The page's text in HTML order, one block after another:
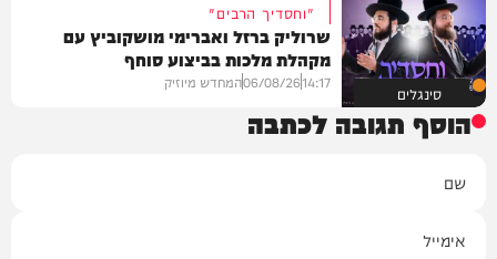
סינגלים
"וחסדיך הרבים"
שרוליק ברזל ואברימי מושקוביץ עם
מקהלת מלכות בביצוע סוחף
14:17
06/08/26המחדש מיוזיק
הוסף תגובה לכתבה